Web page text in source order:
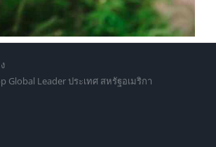
Leader ประเทศ สหรัฐอเมริกา